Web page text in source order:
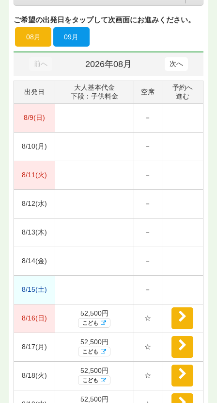
ご希望の出発日をタップして次画面にお進みください。
08月 09月
前へ 2026年08月 次へ
出発日
大人基本代金
下段：子供料金
空席
予約へ
進む
8/9(日) －
8/10(月) －
8/11(火) －
8/12(水) －
8/13(木) －
8/14(金) －
8/15(土) －
8/16(日)
52,500円
こども
☆
8/17(月)
52,500円
こども
☆
8/18(火)
52,500円
こども
☆
52,500円